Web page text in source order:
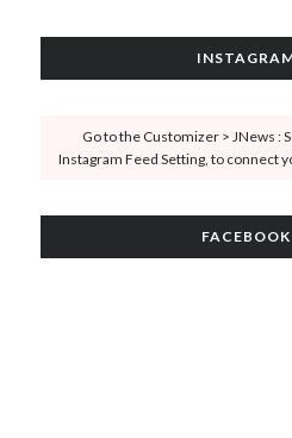
Go to the Customizer > JNews :
Instagram Feed Setting, to connect
FACEBOOK